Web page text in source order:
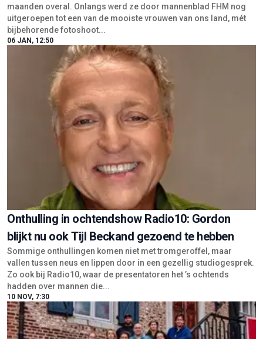
maanden overal. Onlangs werd ze door mannenblad FHM nog
uitgeroepen tot een van de mooiste vrouwen van ons land, mét
bijbehorende fotoshoot...
06 JAN, 12:50
Onthulling in ochtendshow Radio10: Gordon
blijkt nu ook Tijl Beckand gezoend te hebben
Sommige onthullingen komen niet met tromgeroffel, maar
vallen tussen neus en lippen door in een gezellig studiogesprek.
Zo ook bij Radio10, waar de presentatoren het ’s ochtends
hadden over mannen die...
10 NOV, 7:30